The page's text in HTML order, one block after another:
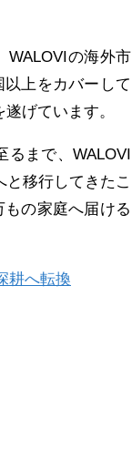
WALOVIの海外市
上をカバーして
げています。
るまで、WALOVI
移行してきたこ
の家庭へ届ける
耕へ転換